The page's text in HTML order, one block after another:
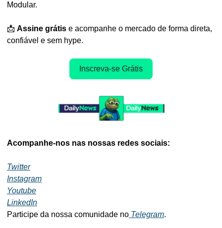
Modular.
📩 Assine grátis e acompanhe o mercado de forma direta,
confiável e sem hype.
Inscreva-se Grátis
Acompanhe-nos nas nossas redes sociais:
Twitter
Instagram
Youtube
LinkedIn
Participe da nossa comunidade no Telegram.